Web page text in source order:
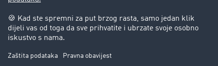
Zaštita podataka
Kolačić-Postavke